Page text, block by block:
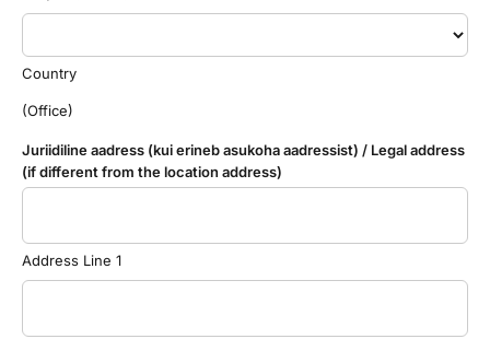
Country
(Office)
Juriidiline aadress (kui erineb asukoha aadressist) / Legal address
(if different from the location address)
Address Line 1